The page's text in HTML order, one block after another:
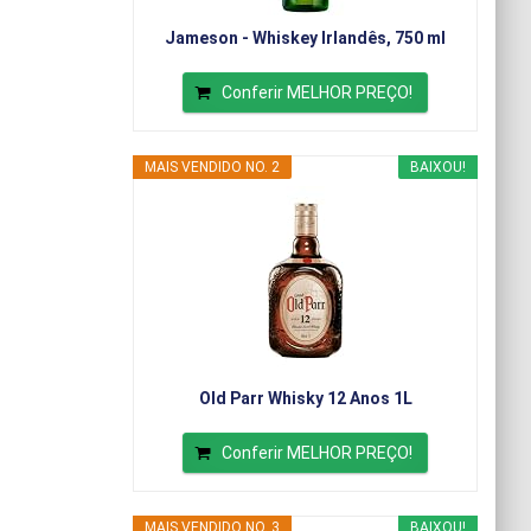
Jameson - Whiskey Irlandês, 750 ml
Conferir MELHOR PREÇO!
BAIXOU!
MAIS VENDIDO NO. 2
Old Parr Whisky 12 Anos 1L
Conferir MELHOR PREÇO!
BAIXOU!
MAIS VENDIDO NO. 3